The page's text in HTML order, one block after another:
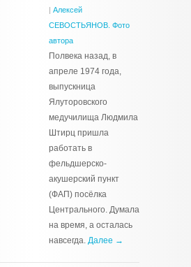
| Алексей
СЕВОСТЬЯНОВ. Фото
автора
Полвека назад, в
апреле 1974 года,
выпускница
Ялуторовского
медучилища Людмила
Штирц пришла
работать в
фельдшерско-
акушерский пункт
(ФАП) посёлка
Центрального. Думала
на время, а осталась
навсегда. Далее →